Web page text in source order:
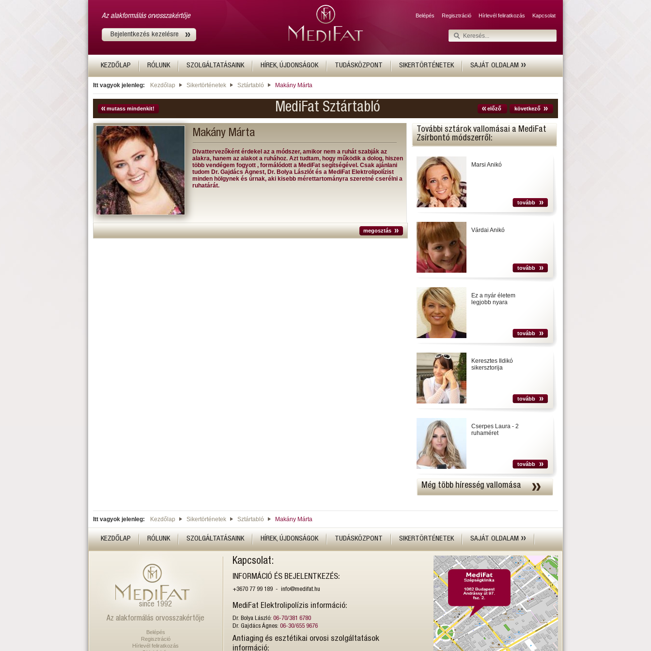
Az alakformálás orvosszakértője
Bejelentkezés kezelésre
Belépés Regisztráció Hírlevél feliratkozás Kapcsolat
KEZDŐLAP RÓLUNK SZOLGÁLTATÁSAINK HÍREK, ÚJDONSÁGOK TUDÁSKÖZPONT SIKERTÖRTÉNETEK SAJÁT OLDALAM
Itt vagyok jelenleg: Kezdőlap Sikertörténetek Sztártabló Makány Márta
mutass mindenkit! MediFat Sztártabló következő
előző
Makány Márta
Divattervezőként érdekel az a módszer, amikor nem a ruhát szabják az
alakra, hanem az alakot a ruhához. Azt tudtam, hogy működik a dolog, hiszen
több vendégem fogyott , formálódott a MediFat segítségével. Csak ajánlani
tudom Dr. Gajdács Ágnest, Dr. Bolya Lászlót és a MediFat Elektrolipolízist
minden hölgynek és úrnak, aki kisebb mérettartományra szeretné cserélni a
ruhatárát.
megosztás
További sztárok vallomásai a MediFat
Zsírbontó módszerről:
Marsi Anikó
tovább
Várdai Anikó
tovább
Ez a nyár életem
legjobb nyara
tovább
Keresztes Ildikó
sikersztorija
tovább
Cserpes Laura - 2
ruhaméret
tovább
Még több híresség vallomása
Itt vagyok jelenleg: Kezdőlap Sikertörténetek Sztártabló Makány Márta
KEZDŐLAP RÓLUNK SZOLGÁLTATÁSAINK HÍREK, ÚJDONSÁGOK TUDÁSKÖZPONT SIKERTÖRTÉNETEK SAJÁT OLDALAM
since 1992
Az alakformálás orvosszakértője
Belépés
Regisztráció
Hírlevél feliratkozás
Kapcsolat:
INFORMÁCIÓ ÉS BEJELENTKEZÉS:
+3670 77 99 189 - info@medifat.hu
MediFat Elektrolipolízis információ:
Dr. Bolya László: 06-70/381 6780
Dr. Gajdács Ágnes: 06-30/655 9676
Antiaging és esztétikai orvosi szolgáltatások
információ: